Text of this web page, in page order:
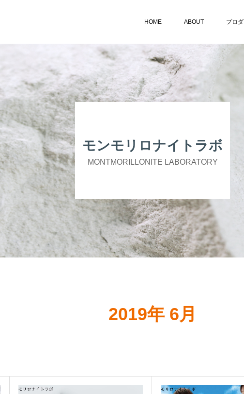
HOME ABOUT プロダ
モンモリロナイトラボ
MONTMORILLONITE LABORATORY
2019年 6月